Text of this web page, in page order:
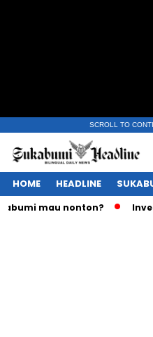
SCROLL TO
HOME HEADLINE
nonton? Investasi